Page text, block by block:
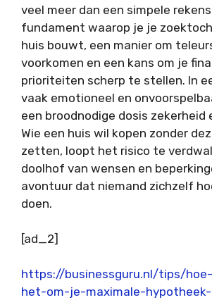
veel meer dan een simpele
fundament waarop je je
huis bouwt, een manier om
voorkomen en een kans om je
prioriteiten scherp te stellen. In
vaak emotioneel en
een broodnodige dosis zekerheid
Wie een huis wil kopen zonder
zetten, loopt het risico te
doolhof van wensen en
avontuur dat niemand zichzelf
doen.
[ad_2]
https://businessguru.nl/tips/
het-om-je-maximale-